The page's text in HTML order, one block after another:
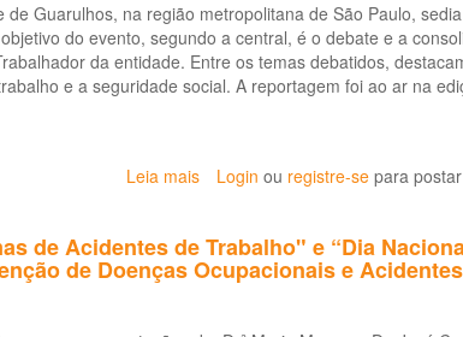
sobre
investigação
de
acidentes
Guarulhos, na região metropolitana de São Paulo,
do evento, segundo a central, é o debate e a
da entidade. Entre os temas debatidos,
e a seguridade social. A reportagem foi ao ar na
Leia mais sobre
da
CUT
Login ou registre-se para
de Acidentes de Trabalho" e “Dia
de Doenças Ocupacionais e